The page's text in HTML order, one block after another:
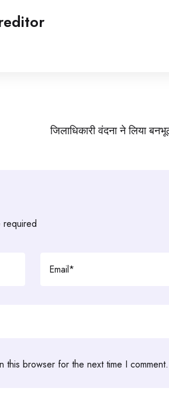
जिलाधिकारी वंदना ने लिया
required
this browser for the next time I comment.